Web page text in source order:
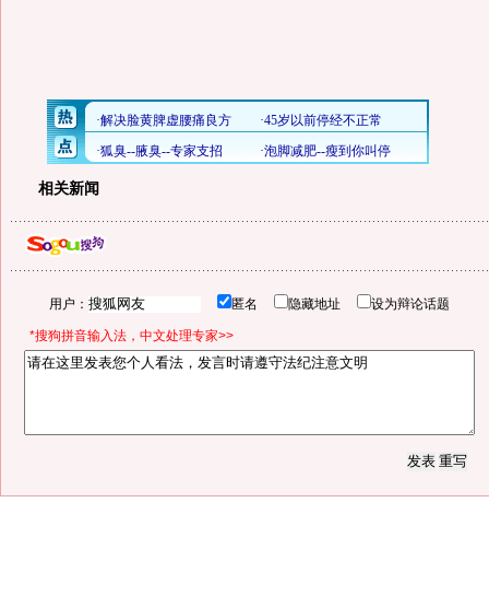
相关新闻
用户： 匿名 隐藏地址 设为辩论话题
*搜狗拼音输入法，中文处理专家>>